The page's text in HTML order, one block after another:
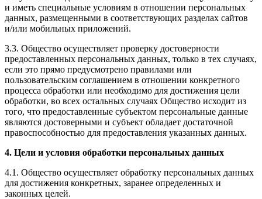
и иметь специальные условиям в отношении персональных
данных, размещенными в соответствующих разделах сайтов
и/или мобильных приложений.
3.3. Общество осуществляет проверку достоверности
предоставленных персональных данных, только в тех случаях,
если это прямо предусмотрено правилами или
пользовательским соглашением в отношении конкретного
процесса обработки или необходимо для достижения цели
обработки, во всех остальных случаях Общество исходит из
того, что предоставленные субъектом персональные данные
являются достоверными и субъект обладает достаточной
правоспособностью для предоставления указанных данных.
4. Цели и условия обработки персональных данных
4.1. Общество осуществляет обработку персональных данных
для достижения конкретных, заранее определенных и
законных целей.